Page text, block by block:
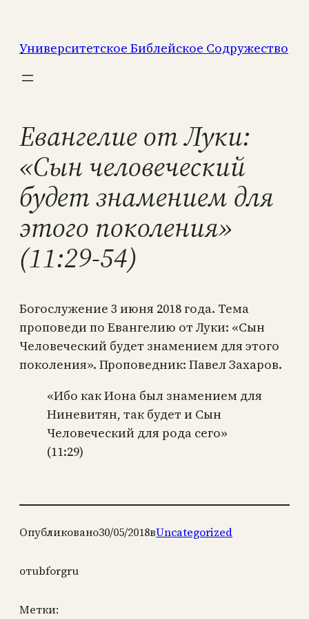
содержимому
Университетское Библейское Содружество
Евангелие от Луки:
«Сын человеческий
будет знамением для
этого поколения»
(11:29-54)
Богослужение 3 июня 2018 года. Тема
проповеди по Евангелию от Луки: «Сын
Человеческий будет знамением для этого
поколения». Проповедник: Павел Захаров.
«Ибо как Иона был знамением для
Ниневитян, так будет и Сын
Человеческий для рода сего»
(11:29)
Опубликовано30/05/2018вUncategorized
отubforgru
Метки: